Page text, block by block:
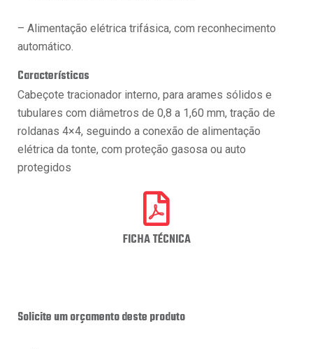
– Alimentação elétrica trifásica, com reconhecimento
automático.
Características
Cabeçote tracionador interno, para arames sólidos e
tubulares com diâmetros de 0,8 a 1,60 mm, tração de
roldanas 4×4, seguindo a conexão de alimentação
elétrica da tonte, com proteção gasosa ou auto
protegidos
FICHA TÉCNICA
Solicite um orçamento deste produto